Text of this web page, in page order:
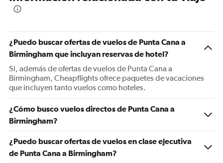
¿Puedo buscar ofertas de vuelos de Punta Cana a
Birmingham que incluyan reservas de hotel?
Sí, además de ofertas de vuelos de Punta Cana a
Birmingham, Cheapflights ofrece paquetes de vacaciones
que incluyen tanto vuelos como hoteles.
¿Cómo busco vuelos directos de Punta Cana a
Birmingham?
¿Puedo buscar ofertas de vuelos en clase ejecutiva
de Punta Cana a Birmingham?